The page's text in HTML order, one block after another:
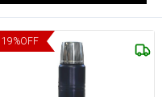
19%OFF